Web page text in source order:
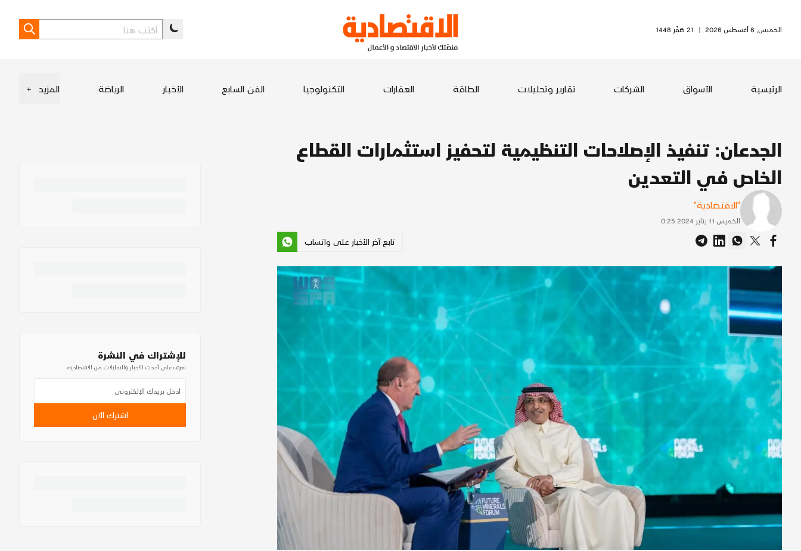
الخميس, 6 أغسطس 2026 | 21 صَفَر 1448
الرئيسية الأسواق الشركات تقارير وتحليلات الطاقة العقارات التكنولوجيا الفن السابع الأخبار الرياضة المزيد +
الجدعان: تنفيذ الإصلاحات التنظيمية لتحفيز استثمارات القطاع
الخاص في التعدين
"الاقتصادية"
الخميس 11 يناير 2024 0:25
تابع آخر الأخبار على واتساب
للإشتراك في النشرة
تعرف على أحدث الأخبار والتحليلات من الاقتصادية
اشترك الآن